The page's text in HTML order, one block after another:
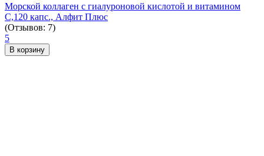
Морской коллаген с гиалуроновой кислотой и витамином
С,120 капс., Алфит Плюс
(Отзывов: 7)
5
В корзину